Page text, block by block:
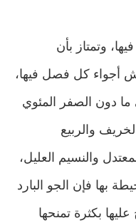
وتمتاز بأن
أجواء كل فصل فيها،
دون الصفر المئوي
والربيع
والنسيم العليل،
بها فإن الجو البارد
بكثرة تمنحها